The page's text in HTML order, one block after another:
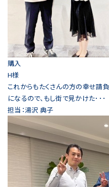
購入
H様
これからもたくさんの方の幸せ請
になるので、もし街で見かけた･･･
担当：湯沢 典子